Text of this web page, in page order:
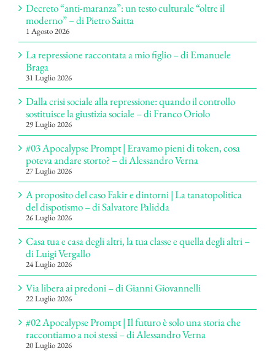
Decreto “anti-maranza”: un testo culturale “oltre il
moderno” – di Pietro Saitta
1 Agosto 2026
La repressione raccontata a mio figlio – di Emanuele
Braga
31 Luglio 2026
Dalla crisi sociale alla repressione: quando il controllo
sostituisce la giustizia sociale – di Franco Oriolo
29 Luglio 2026
#03 Apocalypse Prompt | Eravamo pieni di token, cosa
poteva andare storto? – di Alessandro Verna
27 Luglio 2026
A proposito del caso Fakir e dintorni | La tanatopolitica
del dispotismo – di Salvatore Palidda
26 Luglio 2026
Casa tua e casa degli altri, la tua classe e quella degli altri –
di Luigi Vergallo
24 Luglio 2026
Via libera ai predoni – di Gianni Giovannelli
22 Luglio 2026
#02 Apocalypse Prompt | Il futuro è solo una storia che
raccontiamo a noi stessi – di Alessandro Verna
20 Luglio 2026